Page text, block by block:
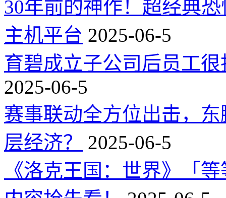
30年前的神作！超经典
主机平台 2025-06-5
育碧成立子公司后员工
2025-06-5
赛事联动全方位出击，
层经济？
2025-06-5
《洛克王国：世界》「